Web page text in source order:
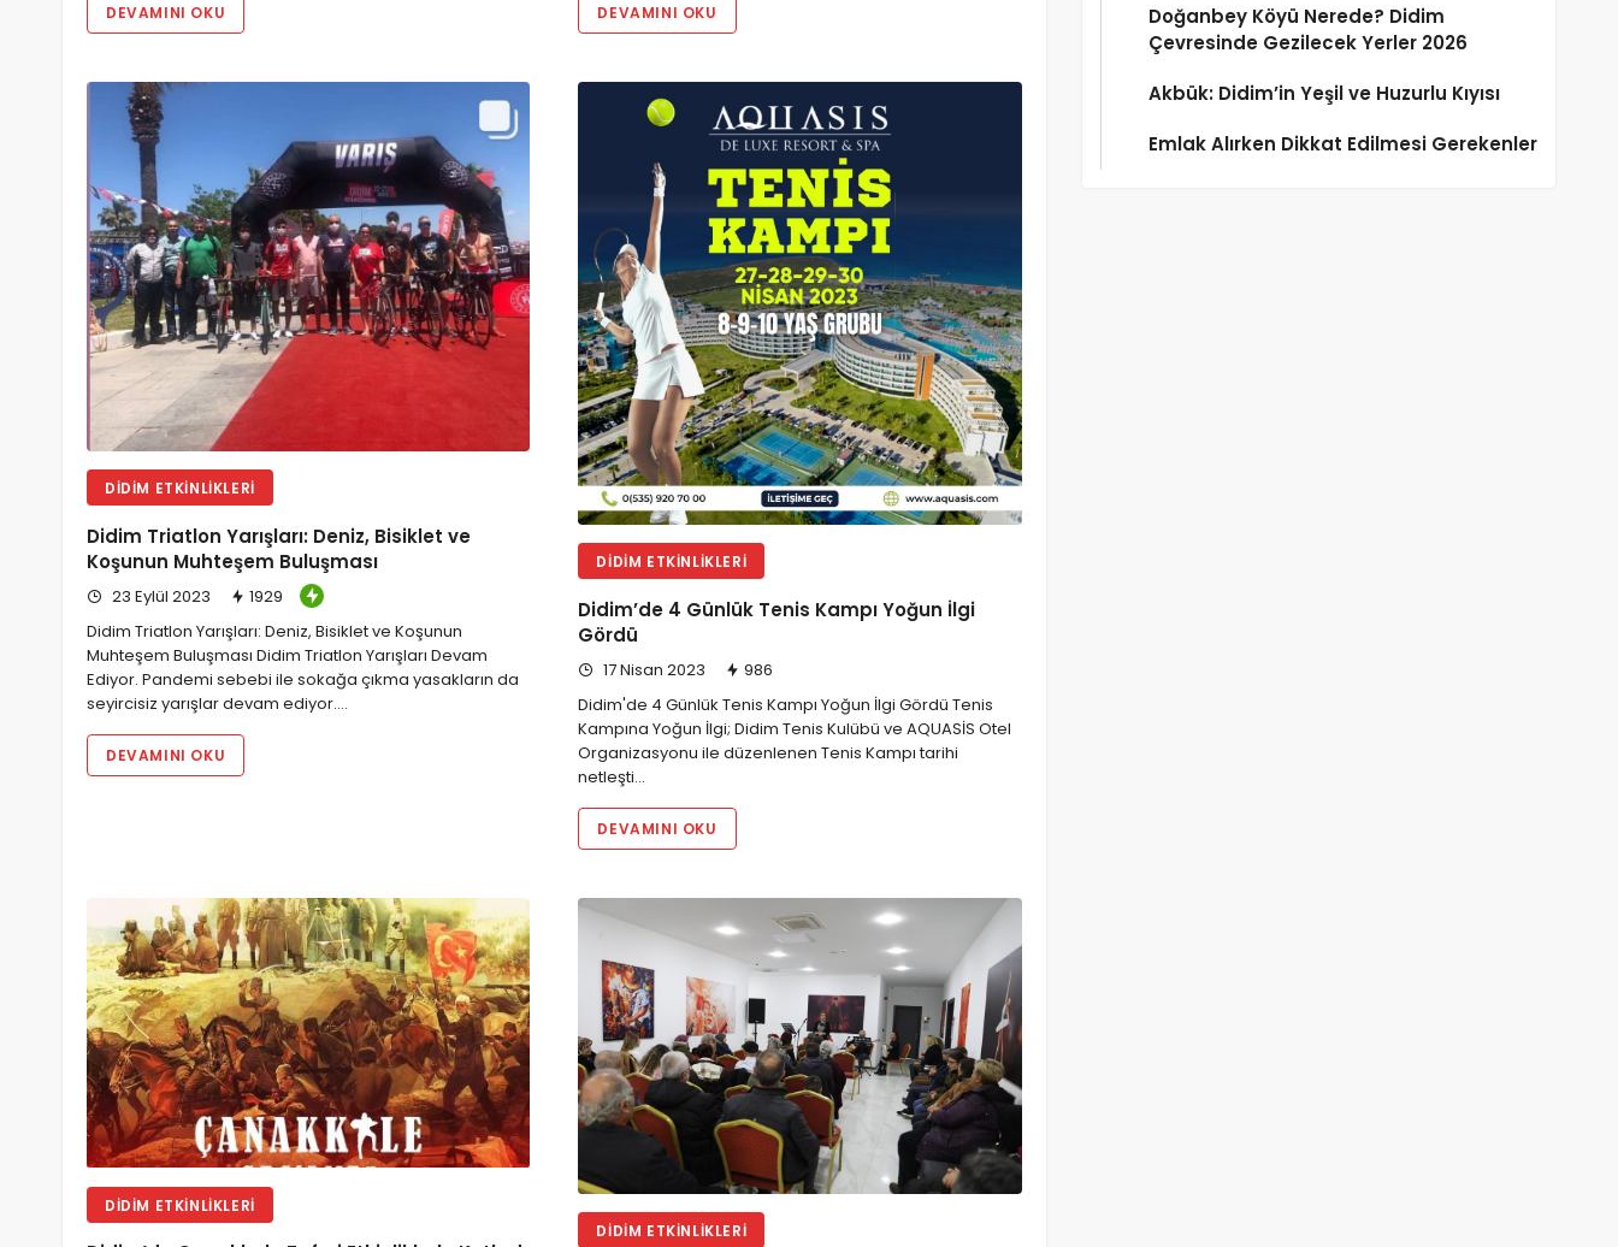
DEVAMINI OKU DEVAMINI OKU
DIDIM ETKINLIKLERI
Didim Triatlon Yarışları: Deniz, Bisiklet ve
Koşunun Muhteşem Buluşması
23 Eylül 2023
1929
Didim Triatlon Yarışları: Deniz, Bisiklet ve Koşunun
Muhteşem Buluşması Didim Triatlon Yarışları Devam
Ediyor. Pandemi sebebi ile sokağa çıkma yasakların da
seyircisiz yarışlar devam ediyor.…
DEVAMINI OKU
DIDIM ETKINLIKLERI
Didim’de 4 Günlük Tenis Kampı Yoğun İlgi
Gördü
17 Nisan 2023
986
Didim'de 4 Günlük Tenis Kampı Yoğun İlgi Gördü Tenis
Kampına Yoğun İlgi; Didim Tenis Kulübü ve AQUASİS Otel
Organizasyonu ile düzenlenen Tenis Kampı tarihi
netleşti…
DEVAMINI OKU
DIDIM ETKINLIKLERI
DIDIM ETKINLIKLERI
Doğanbey Köyü Nerede? Didim
Çevresinde Gezilecek Yerler 2026
Akbük: Didim’in Yeşil ve Huzurlu Kıyısı
Emlak Alırken Dikkat Edilmesi Gerekenler